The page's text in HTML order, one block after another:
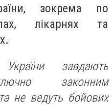
зокрема по
лікарнях та
завдають
законним
не ведуть бойових